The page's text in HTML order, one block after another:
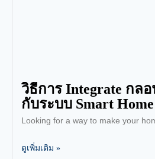
วิธีการ Integrate กล
กับระบบ Smart
Looking for a way to make your
ดูเพิ่มเติม »